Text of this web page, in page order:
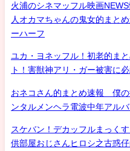
火浦のシネマッフル映画
人オカマちゃんの鬼女的まと
ーハーフ
ユカ・ヨネッフル！初老的ま
ト！害獣神アリ・ガー被害に
おネコさん的まとめ速報 僕の
ンタルメンヘラ電波中年アル
スケバン！デカッフルまっく
供部屋おじさんヒロシ之古惑